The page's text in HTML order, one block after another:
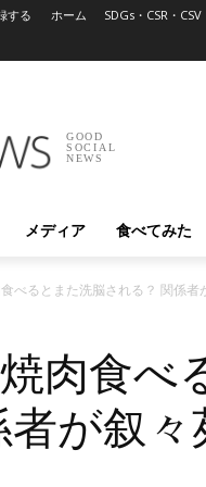
する ホーム SDGs・CSR・CSV
GOOD
SOCIAL
NEWS
メディア 食べてみた
べるとまた洗脳される？ 関係者
肉食べ
が叙